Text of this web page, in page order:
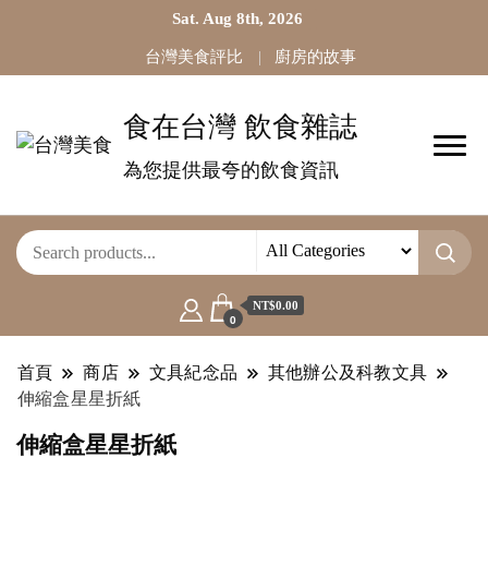
Sat. Aug 8th, 2026
台灣美食評比 廚房的故事
食在台灣 飲食雜誌
為您提供最夸的飲食資訊
0
NT$0.00
首頁 商店 文具紀念品
其他辦公及科教文具
伸縮盒星星折紙
伸縮盒星星折紙